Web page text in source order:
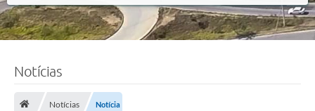
Notícias
Notícias Notícia